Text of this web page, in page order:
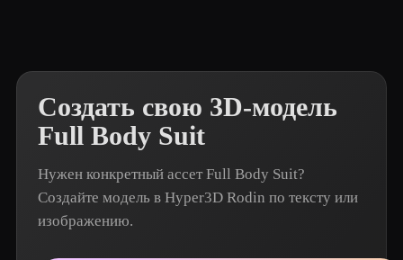
Создать свою 3D-модель
Full Body Suit
Нужен конкретный ассет Full Body Suit?
Создайте модель в Hyper3D Rodin по тексту или
изображению.